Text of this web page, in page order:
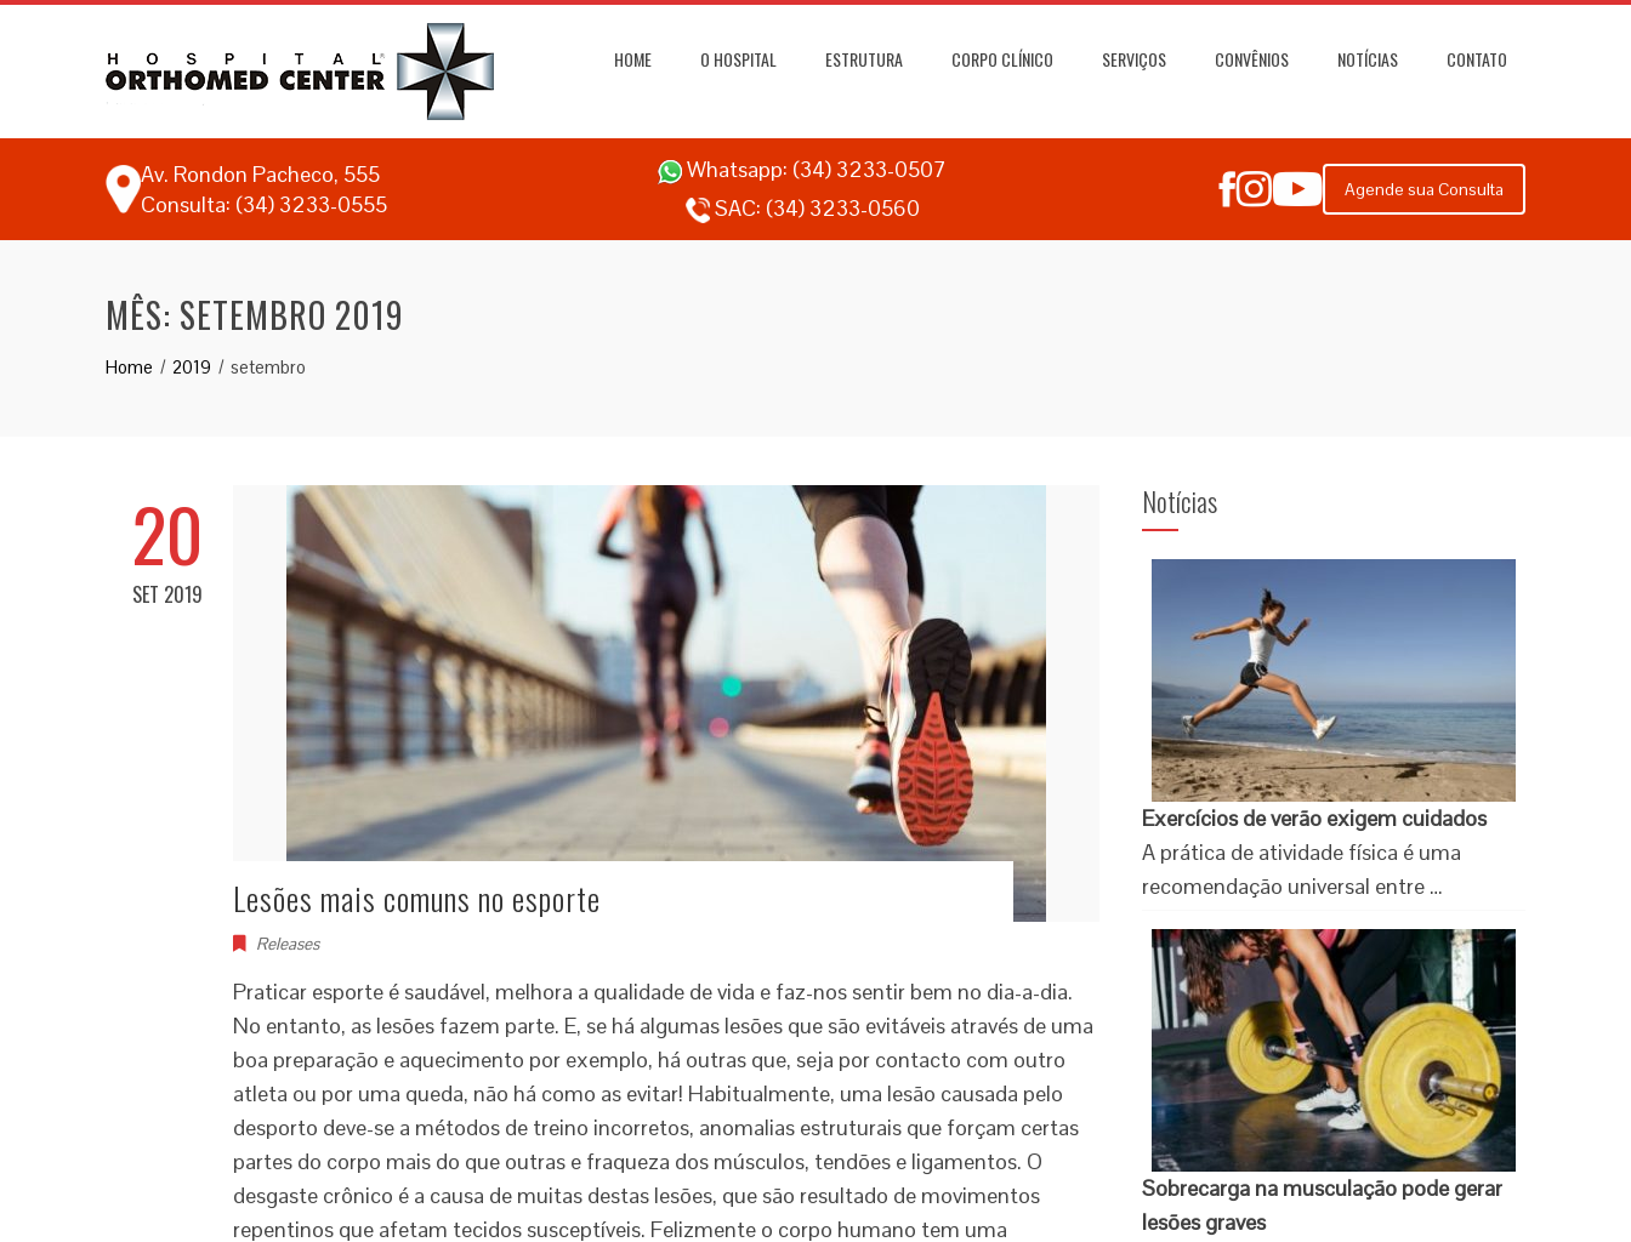
HOME O HOSPITAL ESTRUTURA CORPO CLÍNICO SERVIÇOS CONVÊNIOS NOTÍCIAS CONTATO
Av. Rondon Pacheco, 555
Consulta: (34) 3233-0555
Whatsapp: (34) 3233-0507
SAC: (34) 3233-0560
Agende sua Consulta
MÊS: SETEMBRO 2019
Home 2019 setembro
20
SET 2019
Lesões mais comuns no esporte
Releases
Praticar esporte é saudável, melhora a qualidade de vida e faz-nos sentir bem no dia-a-dia.
No entanto, as lesões fazem parte. E, se há algumas lesões que são evitáveis através de uma
boa preparação e aquecimento por exemplo, há outras que, seja por contacto com outro
atleta ou por uma queda, não há como as evitar! Habitualmente, uma lesão causada pelo
desporto deve-se a métodos de treino incorretos, anomalias estruturais que forçam certas
partes do corpo mais do que outras e fraqueza dos músculos, tendões e ligamentos. O
desgaste crônico é a causa de muitas destas lesões, que são resultado de movimentos
repentinos que afetam tecidos susceptíveis. Felizmente o corpo humano tem uma
Notícias
Exercícios de verão exigem cuidados
A prática de atividade física é uma
recomendação universal entre …
Sobrecarga na musculação pode gerar
lesões graves